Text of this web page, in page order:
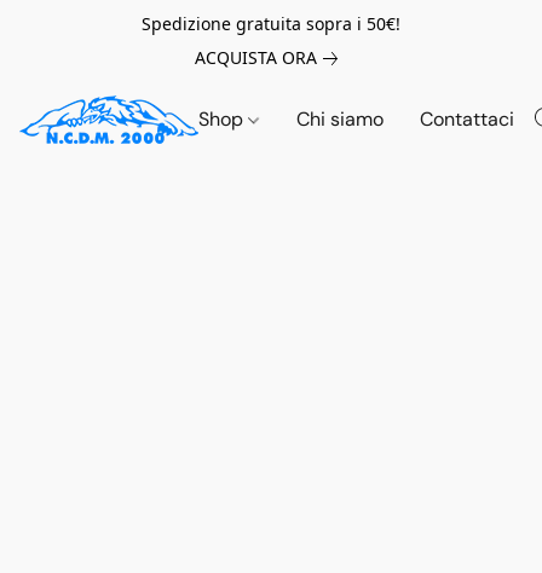
Spedizione gratuita sopra i 50€!
ACQUISTA ORA
Shop Chi siamo Contattaci